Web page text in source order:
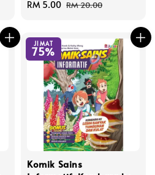
Sale
RM 5.00 Regular
RM 20.00
JIMAT
75%
Komik Sains